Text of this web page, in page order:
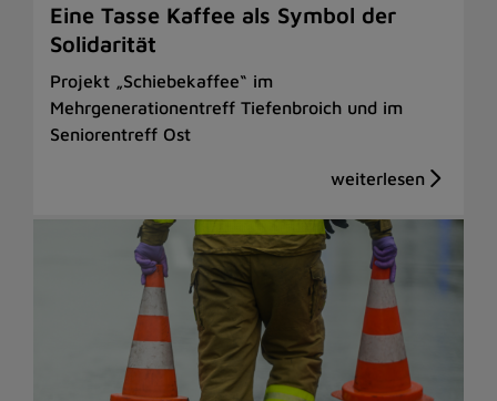
Eine Tasse Kaffee als Symbol der
Solidarität
Projekt „Schiebekaffee“ im
Mehrgenerationentreff Tiefenbroich und im
Seniorentreff Ost